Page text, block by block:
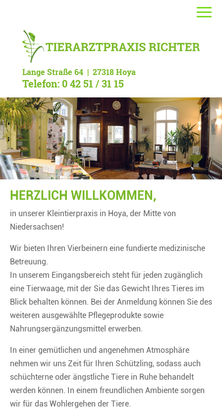
Lange Straße 64 | 27318 Hoya
Telefon: 0 42 51 / 31 15
HERZLICH WILLKOMMEN,
in unserer Kleintierpraxis in Hoya, der Mitte von
Niedersachsen!
Wir bieten Ihren Vierbeinern eine fundierte medizinische
Betreuung.
In unserem Eingangsbereich steht für jeden zugänglich
eine Tierwaage, mit der Sie das Gewicht Ihres Tieres im
Blick behalten können. Bei der Anmeldung können Sie des
weiteren ausgewählte Pflegeprodukte sowie
Nahrungsergänzungsmittel erwerben.
In einer gemütlichen und angenehmen Atmosphäre
nehmen wir uns Zeit für Ihren Schützling, sodass auch
schüchterne oder ängstliche Tiere in Ruhe behandelt
werden können. In einem freundlichen Ambiente sorgen
wir für das Wohlergehen der Tiere.